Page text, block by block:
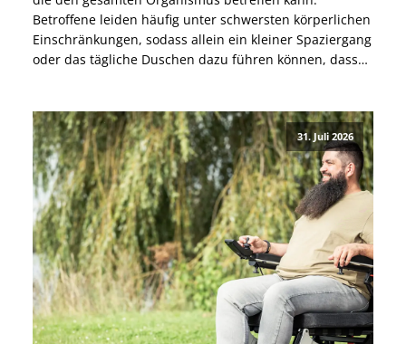
Betroffene leiden häufig unter schwersten körperlichen
Einschränkungen, sodass allein ein kleiner Spaziergang
oder das tägliche Duschen dazu führen können, dass
Erschöpfungszustand ist, welche Ursachen bekannt
und welche Therapien möglich sind, […]
31. Juli 2026